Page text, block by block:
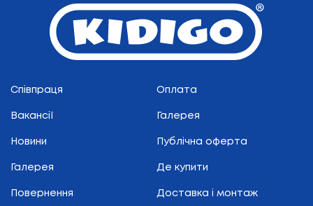
Співпраця Оплата
Вакансії Галерея
Новини Публічна оферта
Галерея Де купити
Повернення Доставка і монтаж